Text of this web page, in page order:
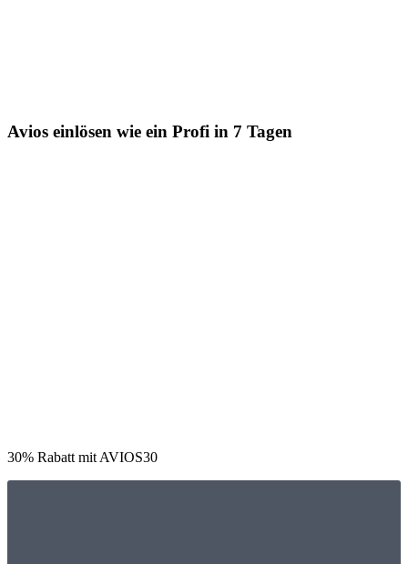
Avios einlösen wie ein Profi in 7 Tagen
30% Rabatt mit AVIOS30